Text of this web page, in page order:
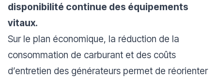
disponibilité continue des équipements
vitaux.
Sur le plan économique, la réduction de la
consommation de carburant et des coûts
d’entretien des générateurs permet de réorienter